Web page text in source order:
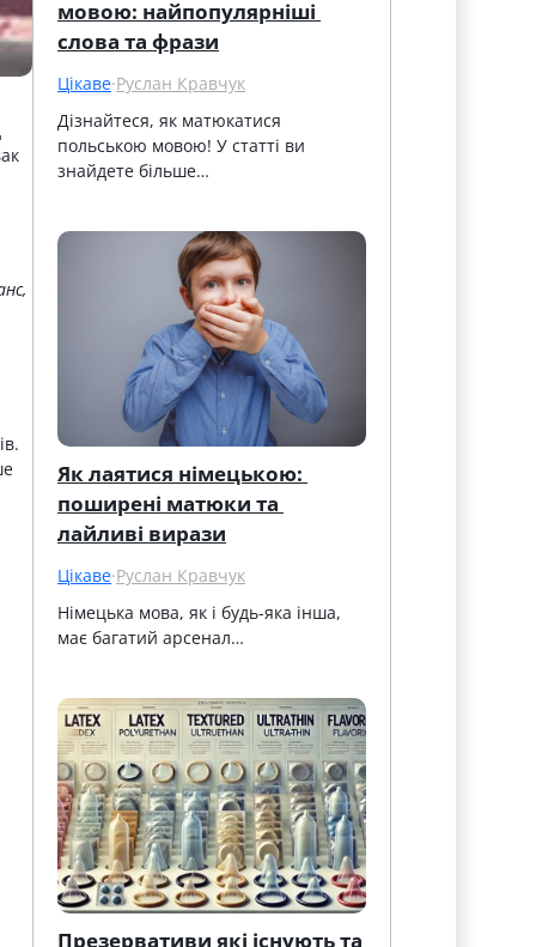
мовою: найпопулярніші
слова та фрази
Цікаве·Руслан Кравчук
Дізнайтеся, як матюкатися
польською мовою! У статті ви
знайдете більше…
Як лаятися німецькою:
поширені матюки та
лайливі вирази
Цікаве·Руслан Кравчук
Німецька мова, як і будь-яка інша,
має багатий арсенал…
Презервативи які існують та